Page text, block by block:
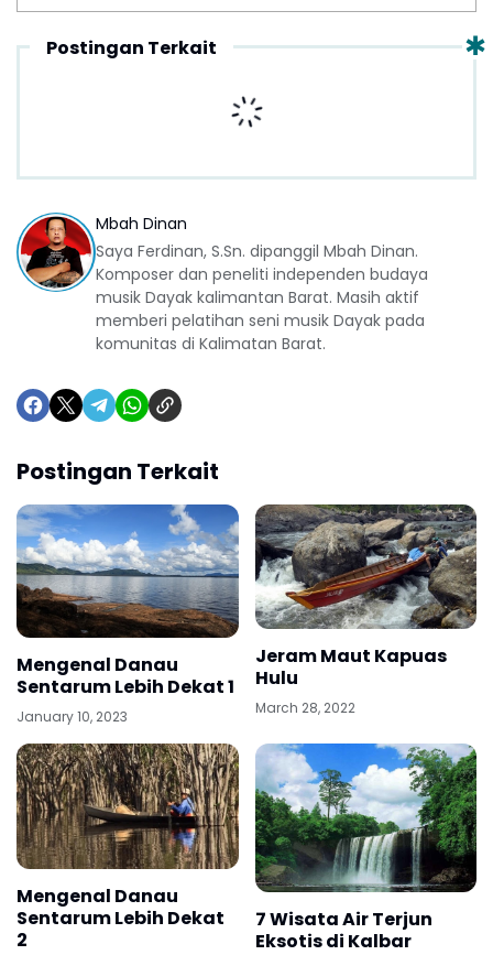
Postingan Terkait
Mbah Dinan
Saya Ferdinan, S.Sn. dipanggil Mbah Dinan.
Komposer dan peneliti independen budaya
musik Dayak kalimantan Barat. Masih aktif
memberi pelatihan seni musik Dayak pada
komunitas di Kalimatan Barat.
Postingan Terkait
Mengenal Danau
Sentarum Lebih Dekat 1
January 10, 2023
Jeram Maut Kapuas
Hulu
March 28, 2022
Mengenal Danau
Sentarum Lebih Dekat
2
7 Wisata Air Terjun
Eksotis di Kalbar